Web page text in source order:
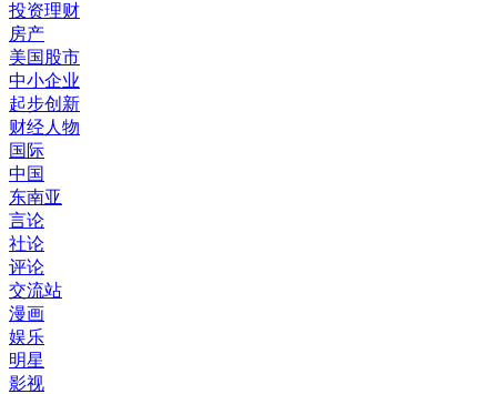
投资理财
房产
美国股市
中小企业
起步创新
财经人物
国际
中国
东南亚
言论
社论
评论
交流站
漫画
娱乐
明星
影视